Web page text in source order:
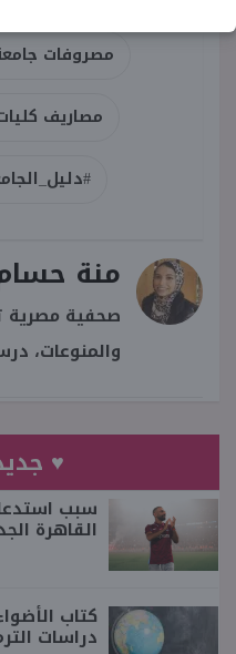
مصروفات
مصاريف
منة
صحفية مصرية
والمنوعات،
♥
سبب
القاهرة
كتاب
دراسات الترم